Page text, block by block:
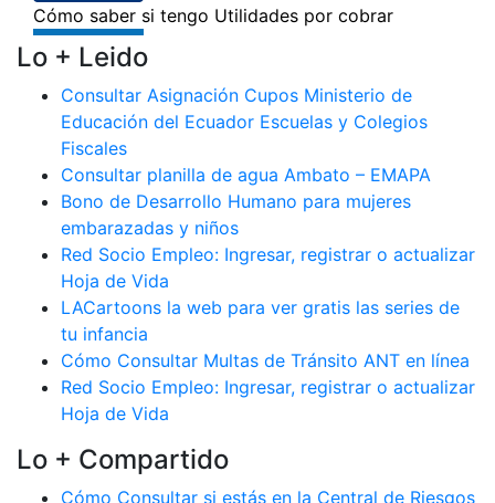
Lo + Leido
Consultar Asignación Cupos Ministerio de
Educación del Ecuador Escuelas y Colegios
Fiscales
Consultar planilla de agua Ambato – EMAPA
Bono de Desarrollo Humano para mujeres
embarazadas y niños
Red Socio Empleo: Ingresar, registrar o actualizar
Hoja de Vida
LACartoons la web para ver gratis las series de
tu infancia
Cómo Consultar Multas de Tránsito ANT en línea
Red Socio Empleo: Ingresar, registrar o actualizar
Hoja de Vida
Lo + Compartido
Cómo Consultar si estás en la Central de Riesgos